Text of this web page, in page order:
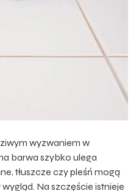
wyzwaniem w
barwa szybko ulega
tłuszcze czy pleśń mogą
Na szczęście istnieje